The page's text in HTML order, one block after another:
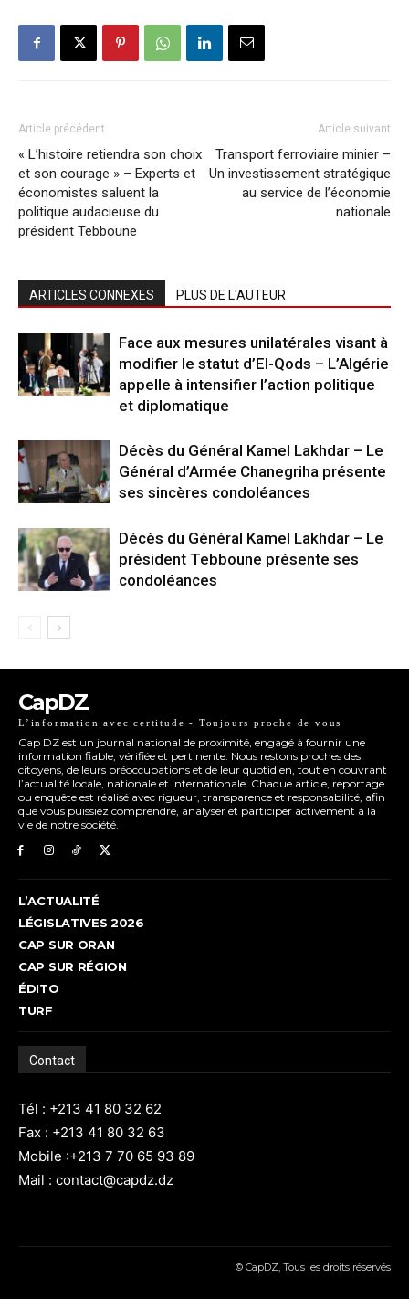
Article précédent
« L’histoire retiendra son choix
et son courage » – Experts et
économistes saluent la
politique audacieuse du
président Tebboune
Article suivant
Transport ferroviaire minier –
Un investissement stratégique
au service de l’économie
nationale
ARTICLES CONNEXES PLUS DE L'AUTEUR
Face aux mesures unilatérales visant à
modifier le statut d’El-Qods – L’Algérie
appelle à intensifier l’action politique
et diplomatique
Décès du Général Kamel Lakhdar – Le
Général d’Armée Chanegriha présente
ses sincères condoléances
Décès du Général Kamel Lakhdar – Le
président Tebboune présente ses
condoléances
CapDZ
L’information avec certitude - Toujours proche de vous
Cap DZ est un journal national de proximité, engagé à fournir une
information fiable, vérifiée et pertinente. Nous restons proches des
citoyens, de leurs préoccupations et de leur quotidien, tout en couvrant
l’actualité locale, nationale et internationale. Chaque article, reportage
ou enquête est réalisé avec rigueur, transparence et responsabilité, afin
que vous puissiez comprendre, analyser et participer activement à la
vie de notre société.
L’ACTUALITÉ
LÉGISLATIVES 2026
CAP SUR ORAN
CAP SUR RÉGION
ÉDITO
TURF
Contact
Tél : +213 41 80 32 62
Fax : +213 41 80 32 63
Mobile :+213 7 70 65 93 89
Mail : contact@capdz.dz
© CapDZ, Tous les droits réservés